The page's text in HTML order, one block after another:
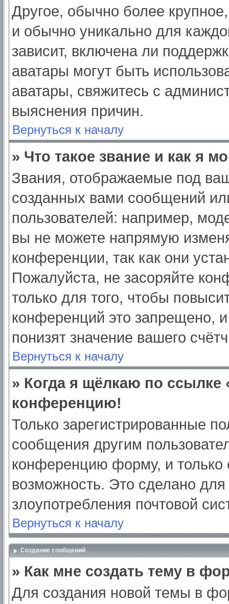
Другое, обычно более
и обычно уникально для
зависит, включена ли
аватары могут быть
аватары, свяжитесь с
выяснения причин.
Вернуться к началу
» Что такое звание и как я
Звания, отображаемые под
созданных вами сообщений
пользователей: например,
вы не можете напрямую
конференции, так как они
Пожалуйста, не засоряйте
только для того, чтобы
конференций это запрещено,
понизят значение вашего
Вернуться к началу
» Когда я щёлкаю по ссылке
конференцию!
Только зарегистрированные
сообщения другим
конференцию форму, и только
возможность. Это сделано для
злоупотребления почтовой
Вернуться к началу
Создание сообщений
» Как мне создать тему в
Для создания новой темы в